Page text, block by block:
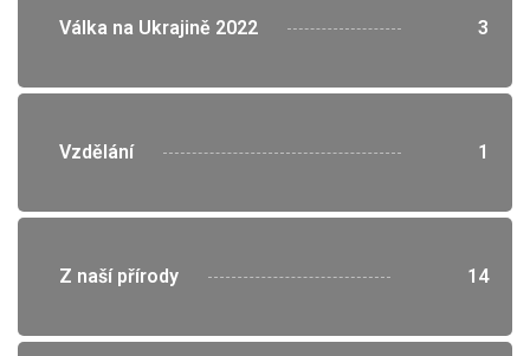
Válka na Ukrajině 2022 3
Vzdělání 1
Z naší přírody 14